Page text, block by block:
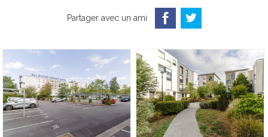
Partager avec un ami